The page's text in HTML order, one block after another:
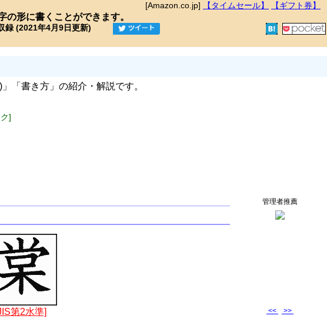
[Amazon.co.jp] 【タイムセール】 【ギフト券】
形に書くことができます。
録 (2021年4月9日更新)
「書き方」の紹介・解説です。
]
第2水準]
管理者推薦
<<
>>